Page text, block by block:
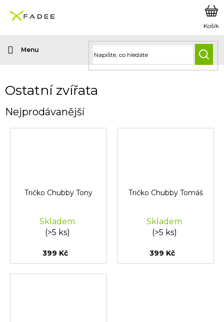
obsah
Ostatní zvířata
Nejprodávanější
Tričko Chubby Tony
Skladem
(>5 ks)
399 Kč
Tričko Chubby Tomáš
Skladem
(>5 ks)
399 Kč